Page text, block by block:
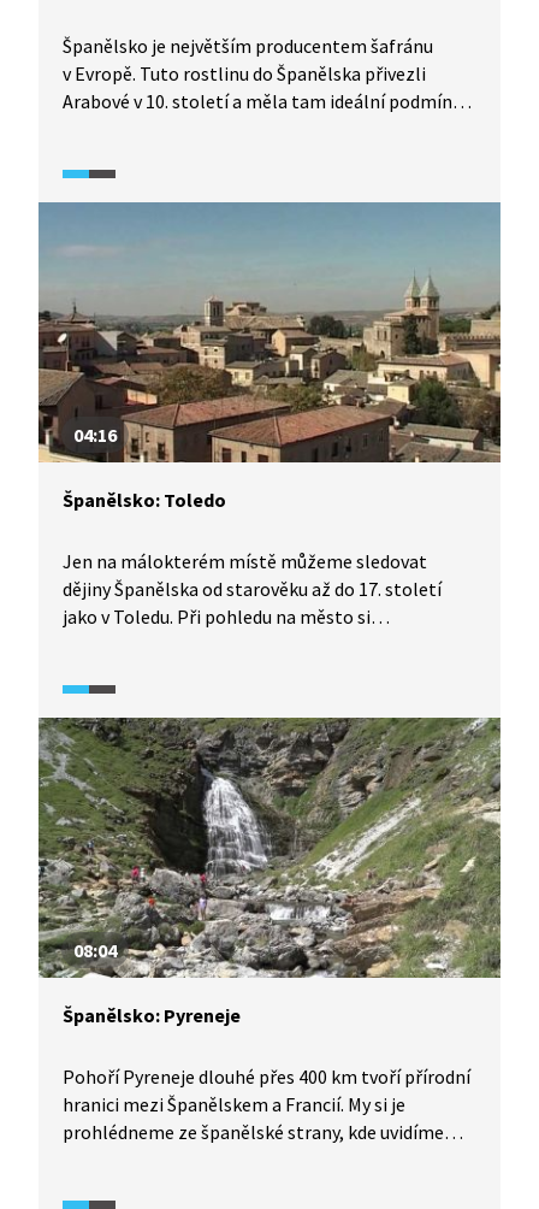
Španělsko je největším producentem šafránu
v Evropě. Tuto rostlinu do Španělska přivezli
Arabové v 10. století a měla tam ideální podmínky.
šafrán pěstuje tradičním způsobem, který si
04:16
Španělsko: Toledo
Jen na málokterém místě můžeme sledovat
dějiny Španělska od starověku až do 17. století
jako v Toledu. Při pohledu na město si
judaismus a islám. Toledo nechybí na seznamu
kulturního dědictví UNESCO.
08:04
Španělsko: Pyreneje
Pohoří Pyreneje dlouhé přes 400 km tvoří přírodní
hranici mezi Španělskem a Francií. My si je
prohlédneme ze španělské strany, kde uvidíme